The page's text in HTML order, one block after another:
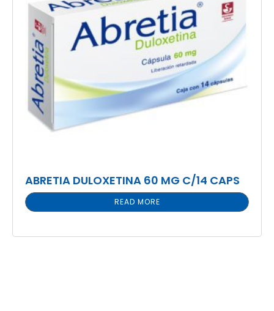
ABRETIA DULOXETINA 60 MG C/14 CAPS
READ MORE